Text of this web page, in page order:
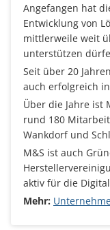
Angefangen hat
Entwicklung von
mittlerweile weit
unterstützen
Seit über 20
auch erfolgreich
Über die Jahre ist
rund 180
Wankdorf und
M&S ist auch
aktiv für die
Mehr: